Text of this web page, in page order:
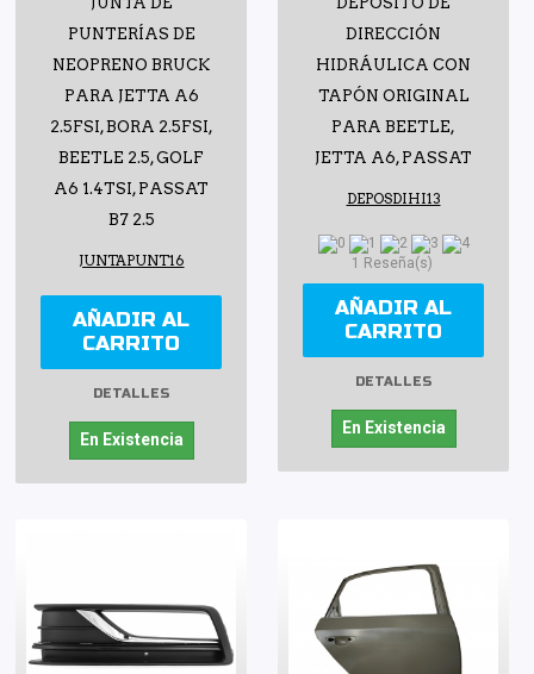
PUNTERÍAS DE
NEOPRENO BRUCK
PARA JETTA A6
2.5FSI, BORA 2.5FSI,
BEETLE 2.5, GOLF
A6 1.4TSI, PASSAT
B7 2.5
JUNTAPUNT16
AÑADIR AL
CARRITO
DETALLES
En Existencia
DIRECCIÓN
HIDRÁULICA CON
TAPÓN ORIGINAL
PARA BEETLE,
JETTA A6, PASSAT
DEPOSDIHI13
1 Reseña(s)
AÑADIR AL
CARRITO
DETALLES
En Existencia